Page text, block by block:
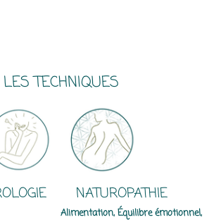
LES TECHNIQUES
NATUROPATHIE
Équilibre émotionnel,